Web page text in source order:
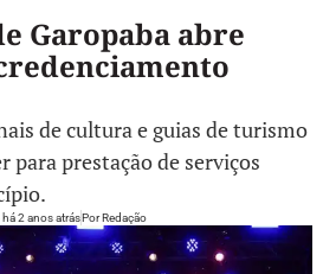
Garopaba abre
de cultura e guias de turismo
para prestação de serviços
2 anos atrásPorRedação